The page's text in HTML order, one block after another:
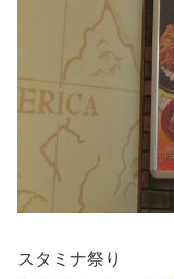
スタミナ祭り